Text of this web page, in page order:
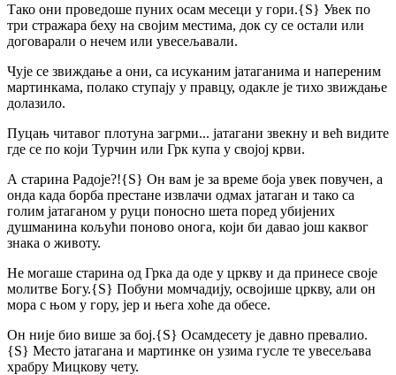
Тако они проведоше пуних осам месеци у гори.{S} Увек по
три стражара беху на својим местима, док су се остали или
договарали о нечем или увесељавали.
Чује се звиждање а они, са исуканим јатаганима и напереним
мартинкама, полако ступају у правцу, одакле је тихо звиждање
долазило.
Пуцањ читавог плотуна загрми... јатагани звекну и већ видите
где се по који Турчин или Грк купа у својој крви.
А старина Радоје?!{S} Он вам је за време боја увек повучен, а
онда када борба престане извлачи одмах јатаган и тако са
голим јатаганом у руци поносно шета поред убијених
душманина кољући поново онога, који би давао још каквог
знака о животу.
Не могаше старина од Грка да оде у цркву и да принесе своје
молитве Богу.{S} Побуни момчадију, освојише цркву, али он
мора с њом у гору, јер и њега хоће да обесе.
Он није био више за бој.{S} Осамдесету је давно превалио.
{S} Место јатагана и мартинке он узима гусле те увесељава
храбру Мицкову чету.